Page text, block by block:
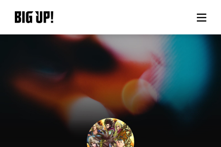
BIG UP!について
ニュース
料金プラン
サポート